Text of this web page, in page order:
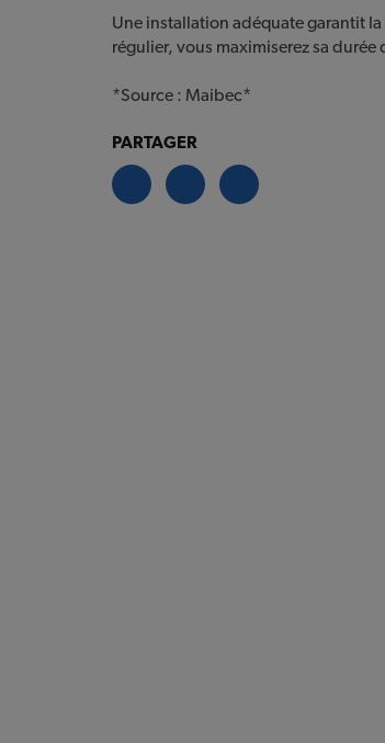
Une installation adéquate garantit
régulier, vous maximiserez sa durée
*Source : Maibec*
PARTAGER